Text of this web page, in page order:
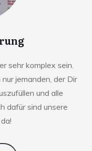
sehr komplex sein.
jemanden, der Dir
und alle
dafür sind unsere